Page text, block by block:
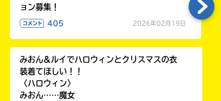
ョン募集！
コメント 405 2026年02月19日
みおん&ルイでハロウィンとクリスマスの衣
装着てほしい！！
〈ハロウィン〉
みおん……魔女